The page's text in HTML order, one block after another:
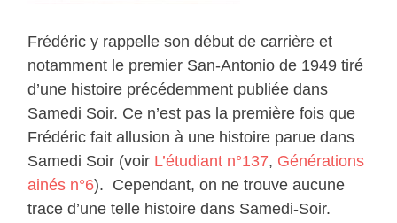
Frédéric y rappelle son début de carrière et
notamment le premier San-Antonio de 1949 tiré
d’une histoire précédemment publiée dans
Samedi Soir. Ce n’est pas la première fois que
Frédéric fait allusion à une histoire parue dans
Samedi Soir (voir L’étudiant n°137, Générations
ainés n°6). Cependant, on ne trouve aucune
trace d’une telle histoire dans Samedi-Soir.